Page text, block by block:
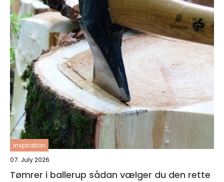
inspiration
07. July 2026
Tømrer i ballerup sådan vælger du den rette